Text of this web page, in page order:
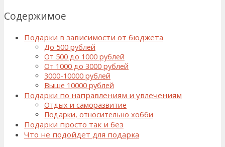
Содержимое
Подарки в зависимости от бюджета
До 500 рублей
От 500 до 1000 рублей
От 1000 до 3000 рублей
3000-10000 рублей
Выше 10000 рублей
Подарки по направлениям и увлечениям
Отдых и саморазвитие
Подарки, относительно хобби
Подарки просто так и без
Что не подойдет для подарка